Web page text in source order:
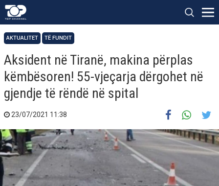
AKTUALITET TË FUNDIT
Aksident në Tiranë, makina përplas
këmbësoren! 55-vjeçarja dërgohet në
gjendje të rëndë në spital
23/07/2021 11:38